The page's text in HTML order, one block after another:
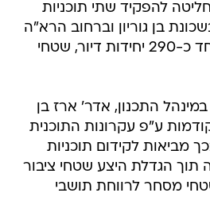
להפקיד שתי תוכניות
בן גוריון וברחוב הרא"ה
ברמת גן - הכוללות יחד כ-290 יחידות דיור, שטחי
התכנון, אדר' ארז בן
ע"פ עקרונות התוכנית
מביאות לקידום תוכניות
תוך הגדלת היצע שטחי ציבור
מסחר לרווחת תושבי